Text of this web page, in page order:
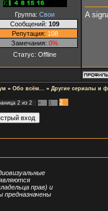
Группа: Свои
Сообщений: 109
Репутация: 108
Замечания: 0%
Статус: Offline
A
» Обо всём... » Другие сериалы и
2 из 2 « 1 2
прав) и